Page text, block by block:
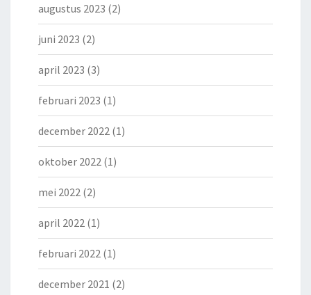
augustus 2023 (2)
juni 2023 (2)
april 2023 (3)
februari 2023 (1)
december 2022 (1)
oktober 2022 (1)
mei 2022 (2)
april 2022 (1)
februari 2022 (1)
december 2021 (2)